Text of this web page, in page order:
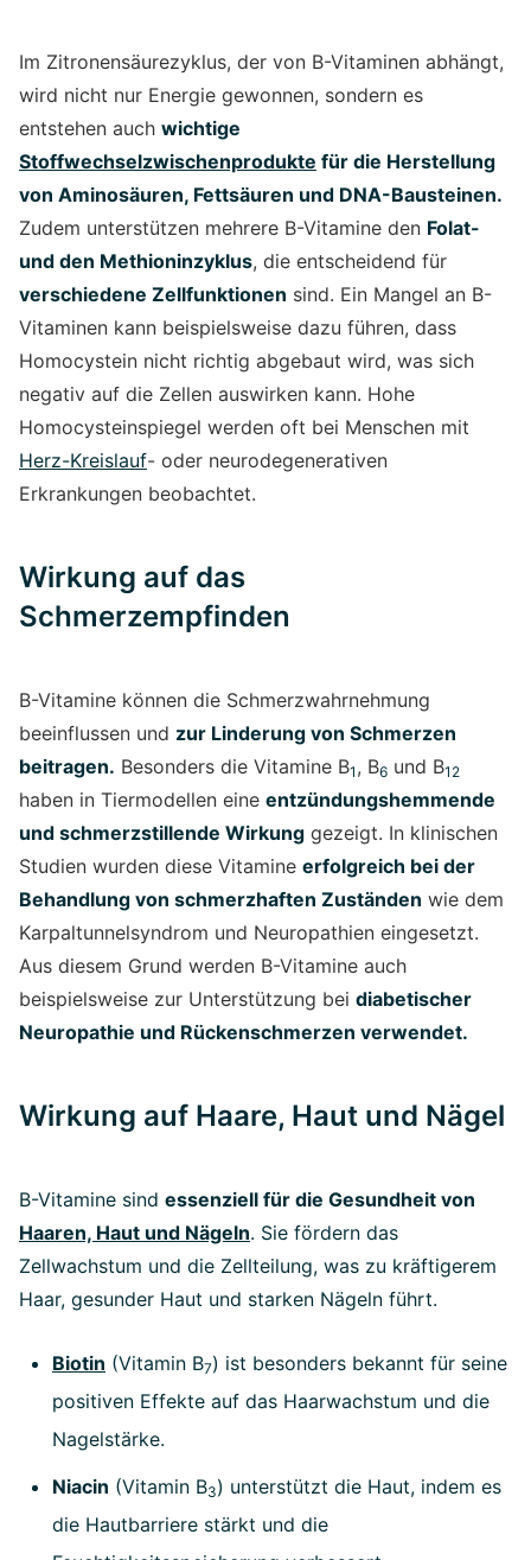
Im Zitronensäurezyklus, der von B-Vitaminen abhängt,
wird nicht nur Energie gewonnen, sondern es
entstehen auch wichtige
Stoffwechselzwischenprodukte für die Herstellung
von Aminosäuren, Fettsäuren und DNA-Bausteinen.
Zudem unterstützen mehrere B-Vitamine den Folat-
und den Methioninzyklus, die entscheidend für
verschiedene Zellfunktionen sind. Ein Mangel an B-
Vitaminen kann beispielsweise dazu führen, dass
Homocystein nicht richtig abgebaut wird, was sich
negativ auf die Zellen auswirken kann. Hohe
Homocysteinspiegel werden oft bei Menschen mit
Herz-Kreislauf- oder neurodegenerativen
Erkrankungen beobachtet.
Wirkung auf das
Schmerzempfinden
B-Vitamine können die Schmerzwahrnehmung
beeinflussen und zur Linderung von Schmerzen
beitragen. Besonders die Vitamine B1 , B6 und B12
haben in Tiermodellen eine entzündungshemmende
und schmerzstillende Wirkung gezeigt. In klinischen
Studien wurden diese Vitamine erfolgreich bei der
Behandlung von schmerzhaften Zuständen wie dem
Karpaltunnelsyndrom und Neuropathien eingesetzt.
Aus diesem Grund werden B-Vitamine auch
beispielsweise zur Unterstützung bei diabetischer
Neuropathie und Rückenschmerzen verwendet.
Wirkung auf Haare, Haut und Nägel
B-Vitamine sind essenziell für die Gesundheit von
Haaren, Haut und Nägeln. Sie fördern das
Zellwachstum und die Zellteilung, was zu kräftigerem
Haar, gesunder Haut und starken Nägeln führt.
Biotin (Vitamin B7) ist besonders bekannt für seine
positiven Effekte auf das Haarwachstum und die
Nagelstärke.
Niacin (Vitamin B3) unterstützt die Haut, indem es
die Hautbarriere stärkt und die